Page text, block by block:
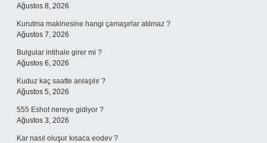
Ağustos 8, 2026
Kurutma makinesine hangi çamaşırlar atılmaz ?
Ağustos 7, 2026
Bulgular intihale girer mi ?
Ağustos 6, 2026
Kuduz kaç saatte anlaşılır ?
Ağustos 5, 2026
555 Eshot nereye gidiyor ?
Ağustos 3, 2026
Kar nasıl oluşur kısaca eodev ?